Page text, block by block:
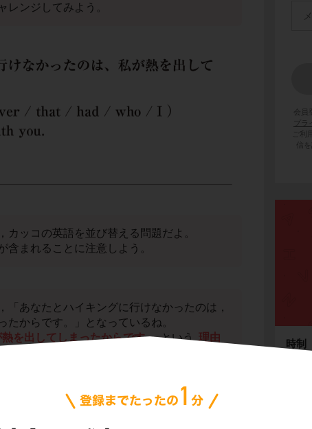
レンジしてみよう。
カッコの英語を並び替える問題だよ。
含まれることに注意しよう。
「あなたとハイキングに行けなかったのは，
たからです。」となっているね。
を出してしまったからです」という 理由
会
プ
ご
信
時制